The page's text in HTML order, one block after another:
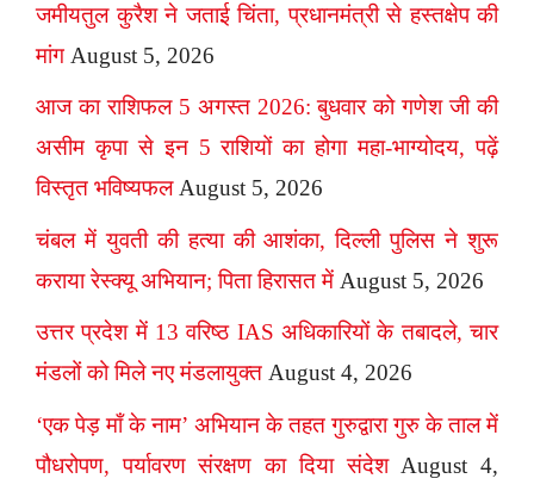
जमीयतुल कुरैश ने जताई चिंता, प्रधानमंत्री से हस्तक्षेप की
मांग August 5, 2026
आज का राशिफल 5 अगस्त 2026: बुधवार को गणेश जी की
असीम कृपा से इन 5 राशियों का होगा महा-भाग्योदय, पढ़ें
विस्तृत भविष्यफल August 5, 2026
चंबल में युवती की हत्या की आशंका, दिल्ली पुलिस ने शुरू
कराया रेस्क्यू अभियान; पिता हिरासत में August 5, 2026
उत्तर प्रदेश में 13 वरिष्ठ IAS अधिकारियों के तबादले, चार
मंडलों को मिले नए मंडलायुक्त August 4, 2026
‘एक पेड़ माँ के नाम’ अभियान के तहत गुरुद्वारा गुरु के ताल में
पौधरोपण, पर्यावरण संरक्षण का दिया संदेश August 4,